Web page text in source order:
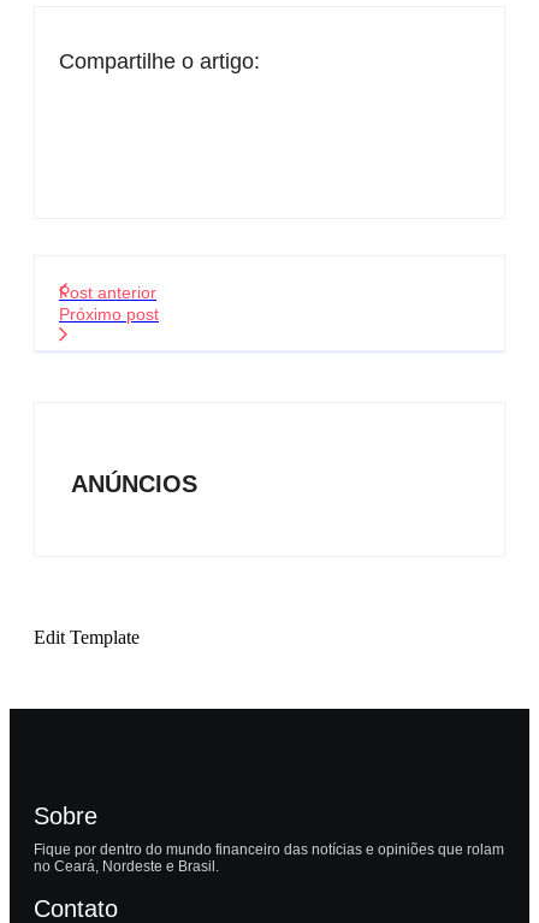
Compartilhe o artigo:
Post anterior
Próximo post
ANÚNCIOS
Edit Template
Sobre
Fique por dentro do mundo financeiro das notícias e opiniões que rolam
no Ceará, Nordeste e Brasil.
Contato